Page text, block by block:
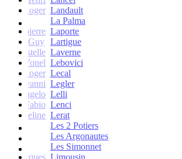
Roger Landault
La Palma
Jean-pierre Laporte
Guy Lartigue
et Estelle Laverne
Yonel Lebovici
Roger Lecal
Giovanni Legler
Angelo Lelli
Fabio Lenci
Jacqueline Lerat
Les 2 Potiers
Les Argonautes
Les Simonnet
Jacques Limousin